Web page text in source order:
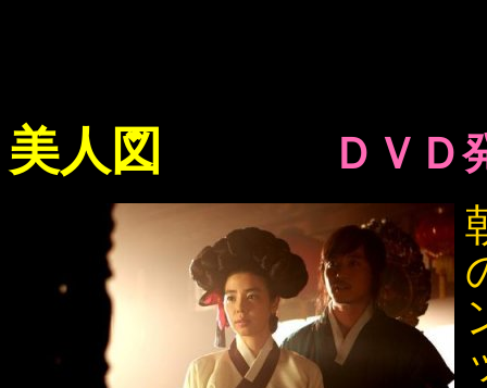
美人図
ＤＶＤ